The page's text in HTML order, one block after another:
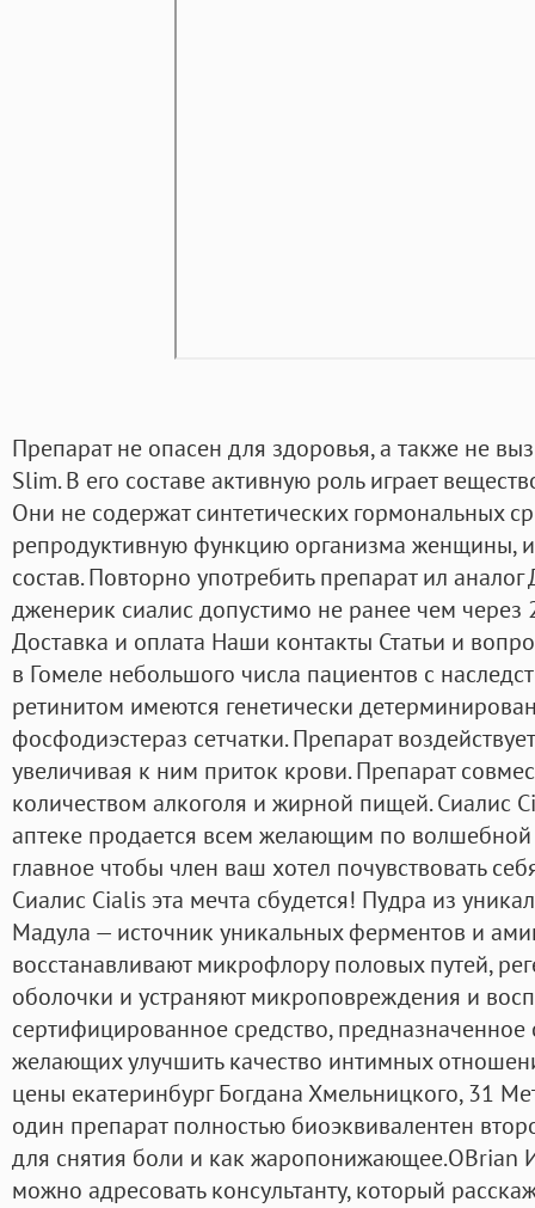
Препарат не опасен для здоровья, а также не
Slim. В его составе активную роль играет
Они не содержат синтетических гормональных
репродуктивную функцию организма женщины,
состав. Повторно употребить препарат ил
дженерик сиалис допустимо не ранее чем через
Доставка и оплата Наши контакты Статьи и
в Гомеле небольшого числа пациентов с
ретинитом имеются генетически
фосфодиэстераз сетчатки. Препарат
увеличивая к ним приток крови. Препарат
количеством алкоголя и жирной пищей. Сиалис
аптеке продается всем желающим по
главное чтобы член ваш хотел почувствовать
Сиалис Cialis эта мечта сбудется! Пудра из
Мадула — источник уникальных ферментов и
восстанавливают микрофлору половых путей,
оболочки и устраняют микроповреждения и
сертифицированное средство,
желающих улучшить качество интимных
цены екатеринбург Богдана Хмельницкого, 31
один препарат полностью биоэквивалентен
для снятия боли и как жаропонижающее.OBrian
можно адресовать консультанту, который